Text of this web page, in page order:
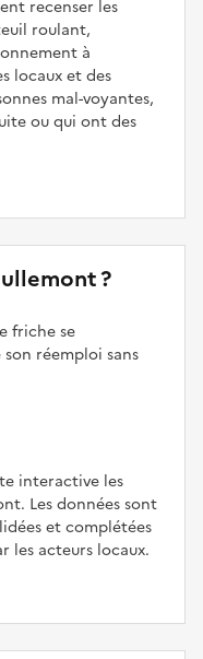
recenser les
roulant,
à
locaux et des
mal-voyantes,
ou qui ont des
?
friche se
réemploi sans
interactive les
Les données sont
et complétées
les acteurs locaux.